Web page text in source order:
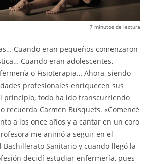
7 minutos de lectura
Cuando eran pequeños comenzaron
Cuando eran adolescentes,
o Fisioterapia… Ahora, siendo
profesionales enriquecen sus
principio, todo ha ido transcurriendo
recuerda Carmen Busquets. «Comencé
a los once años y a cantar en un coro
me animó a seguir en el
Bachillerato Sanitario y cuando llegó la
decidí estudiar enfermería, pues